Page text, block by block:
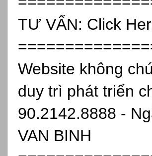
TƯ VẤN: Click
Website không
duy trì phát triển
90.2142.8888 -
VAN BINH